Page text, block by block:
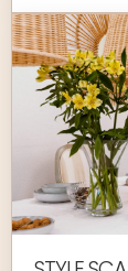
Seule
suivre les